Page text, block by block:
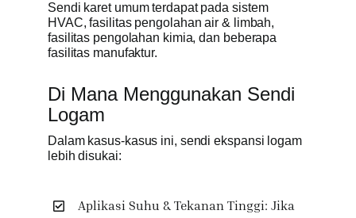
Sendi karet umum terdapat pada sistem
HVAC, fasilitas pengolahan air & limbah,
fasilitas pengolahan kimia, dan beberapa
fasilitas manufaktur.
Di Mana Menggunakan Sendi
Logam
Dalam kasus-kasus ini, sendi ekspansi logam
lebih disukai:
Aplikasi Suhu & Tekanan Tinggi: Jika